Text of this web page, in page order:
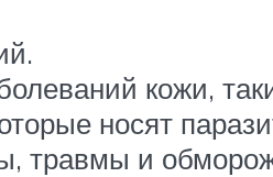
кожи,
носят
травмы и